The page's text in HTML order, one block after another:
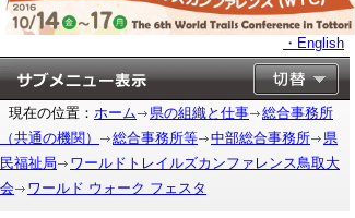
・English
現在の位置： ホーム 県の組織と仕事
総合事務所
（共通の機関）
総合事務所等 中部総合事務所
県
民福祉局
ワールドトレイルズカンファレンス鳥取大
会
ワールド ウォーク フェスタ